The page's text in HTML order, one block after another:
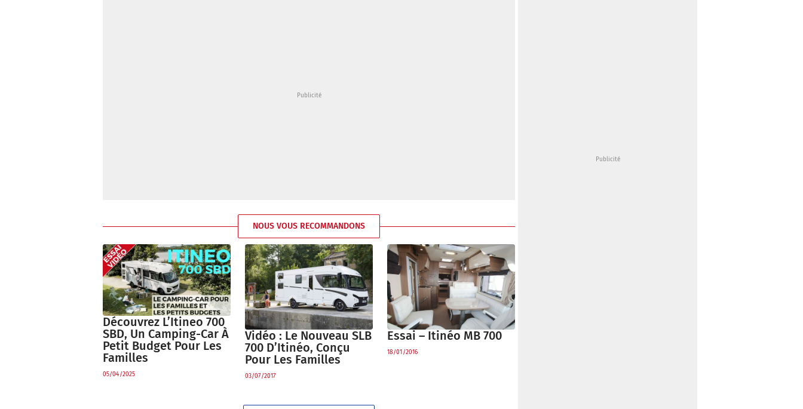
NOUS VOUS RECOMMANDONS
Découvrez L’Itineo 700
SBD, Un Camping-Car À
Petit Budget Pour Les
Familles
05/04/2025
Vidéo : Le Nouveau SLB
700 D’Itinéo, Conçu
Pour Les Familles
03/07/2017
Essai – Itinéo MB 700
18/01/2016